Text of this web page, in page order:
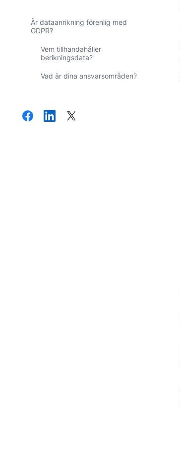
Är dataanrikning förenlig med
GDPR?
Vem tillhandahåller
berikningsdata?
Vad är dina ansvarsområden?